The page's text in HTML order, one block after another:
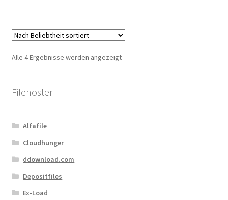
Alle 4 Ergebnisse werden angezeigtNach
Filehoster
Alfafile
Cloudhunger
ddownload.com
Depositfiles
Ex-Load